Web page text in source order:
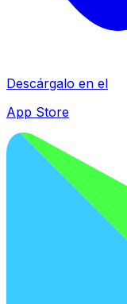
Descárgalo en el
App Store